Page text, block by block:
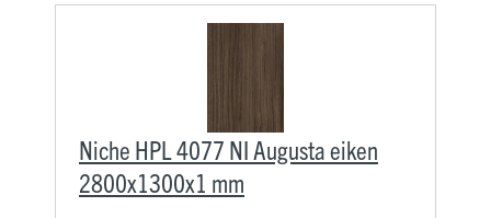
Niche HPL 4077 NI Augusta eiken
2800x1300x1 mm